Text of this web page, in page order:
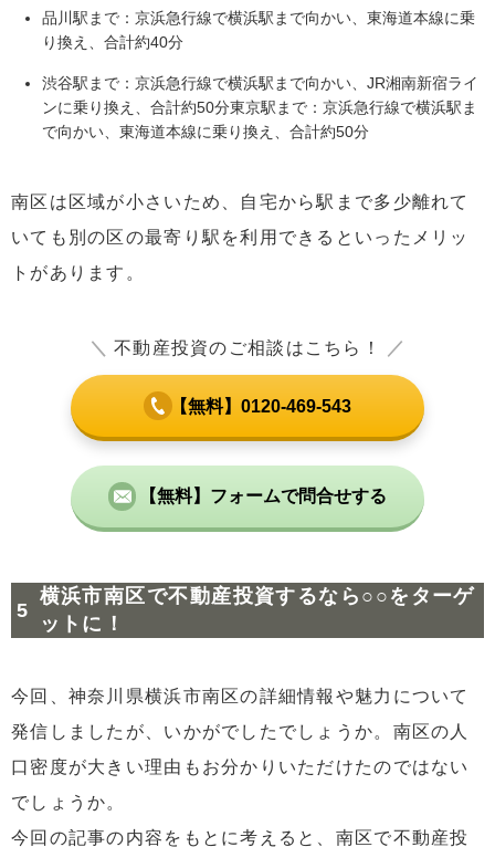
品川駅まで：京浜急行線で横浜駅まで向かい、東海道本線に乗
り換え、合計約40分
渋谷駅まで：京浜急行線で横浜駅まで向かい、JR湘南新宿ライ
ンに乗り換え、合計約50分東京駅まで：京浜急行線で横浜駅ま
で向かい、東海道本線に乗り換え、合計約50分
南区は区域が小さいため、自宅から駅まで多少離れて
いても別の区の最寄り駅を利用できるといったメリッ
トがあります。
＼ 不動産投資のご相談はこちら！ ／
【無料】0120-469-543
【無料】フォームで問合せする
横浜市南区で不動産投資するなら○○をターゲ
ットに！
今回、神奈川県横浜市南区の詳細情報や魅力について
発信しましたが、いかがでしたでしょうか。南区の人
口密度が大きい理由もお分かりいただけたのではない
でしょうか。
今回の記事の内容をもとに考えると、南区で不動産投